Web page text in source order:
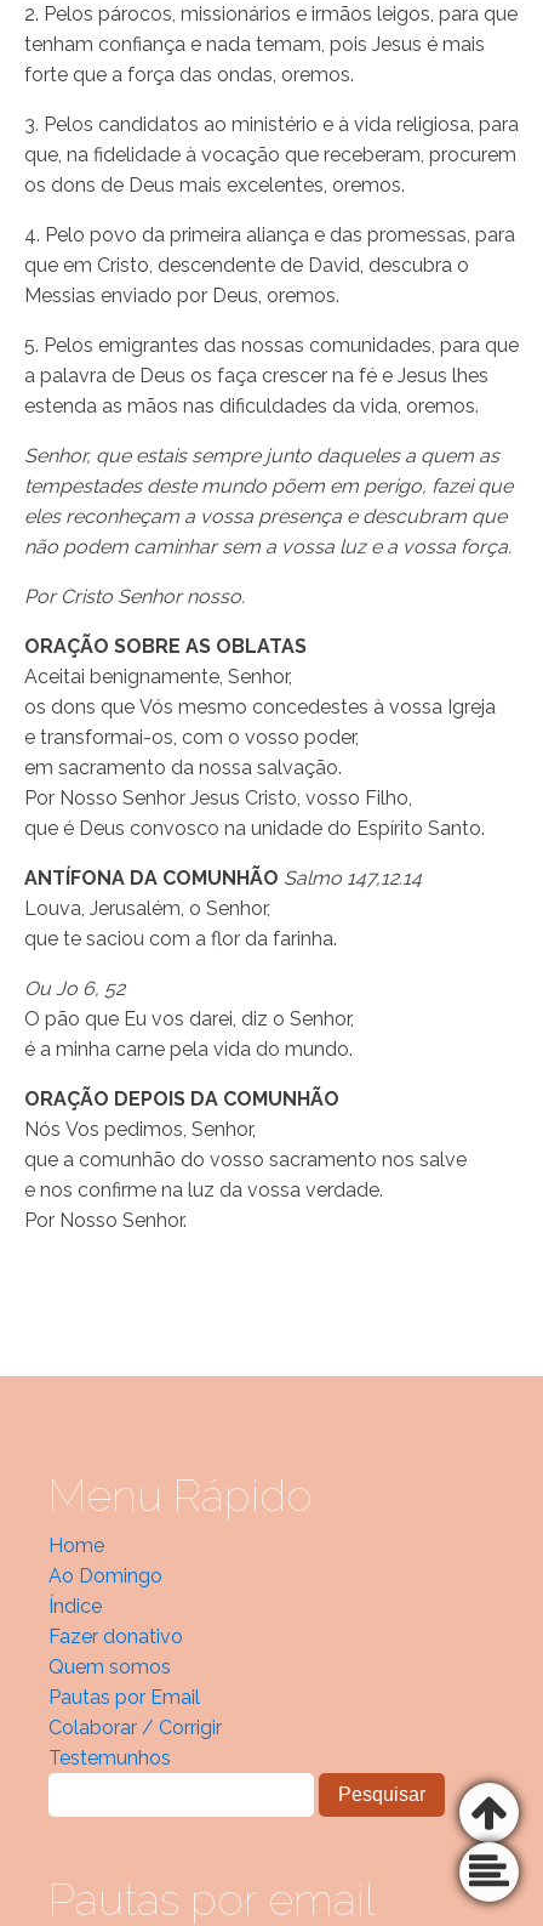
2. Pelos párocos, missionários e irmãos leigos, para que
tenham confiança e nada temam, pois Jesus é mais
forte que a força das ondas, oremos.
3. Pelos candidatos ao ministério e à vida religiosa, para
que, na fidelidade à vocação que receberam, procurem
os dons de Deus mais excelentes, oremos.
4. Pelo povo da primeira aliança e das promessas, para
que em Cristo, descendente de David, descubra o
Messias enviado por Deus, oremos.
5. Pelos emigrantes das nossas comunidades, para que
a palavra de Deus os faça crescer na fé e Jesus lhes
estenda as mãos nas dificuldades da vida, oremos.
Senhor, que estais sempre junto daqueles a quem as
tempestades deste mundo põem em perigo, fazei que
eles reconheçam a vossa presença e descubram que
não podem caminhar sem a vossa luz e a vossa força.
Por Cristo Senhor nosso.
ORAÇÃO SOBRE AS OBLATAS
Aceitai benignamente, Senhor,
os dons que Vós mesmo concedestes à vossa Igreja
e transformai-os, com o vosso poder,
em sacramento da nossa salvação.
Por Nosso Senhor Jesus Cristo, vosso Filho,
que é Deus convosco na unidade do Espírito Santo.
ANTÍFONA DA COMUNHÃO Salmo 147,12.14
Louva, Jerusalém, o Senhor,
que te saciou com a flor da farinha.
Ou Jo 6, 52
O pão que Eu vos darei, diz o Senhor,
é a minha carne pela vida do mundo.
ORAÇÃO DEPOIS DA COMUNHÃO
Nós Vos pedimos, Senhor,
que a comunhão do vosso sacramento nos salve
e nos confirme na luz da vossa verdade.
Por Nosso Senhor.
Menu Rápido
Home
Ao Domingo
Índice
Fazer donativo
Quem somos
Pautas por Email
Colaborar / Corrigir
Testemunhos
Pautas por email